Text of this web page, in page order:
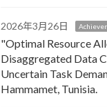
2026年3月26日
"Optimal Resource
Disaggregated Data
Uncertain Task
Hammamet, Tunisia.